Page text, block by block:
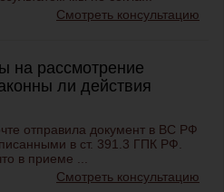
Смотреть консультацию
на рассмотрение
ли действия
отправила документ в ВС РФ
в ст. 391.3 ГПК РФ.
в приеме ...
Смотреть консультацию